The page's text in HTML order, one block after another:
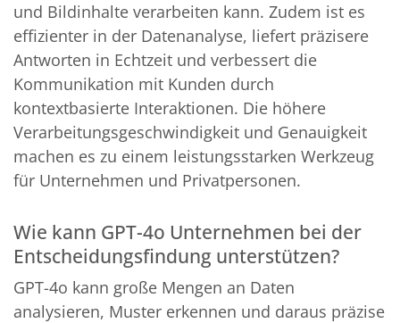
und Bildinhalte verarbeiten kann. Zudem ist es
effizienter in der Datenanalyse, liefert präzisere
Antworten in Echtzeit und verbessert die
Kommunikation mit Kunden durch
kontextbasierte Interaktionen. Die höhere
Verarbeitungsgeschwindigkeit und Genauigkeit
machen es zu einem leistungsstarken Werkzeug
für Unternehmen und Privatpersonen.
Wie kann GPT-4o Unternehmen bei der
Entscheidungsfindung unterstützen?
GPT-4o kann große Mengen an Daten
analysieren, Muster erkennen und daraus präzise